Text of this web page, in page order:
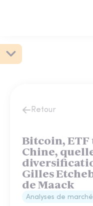
Retour
Bitcoin,
Chine,
Gilles
de Maack
Analyses de